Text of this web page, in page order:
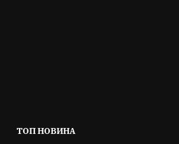
ОПУБЛІКОВАНО
ТОП НОВИНА